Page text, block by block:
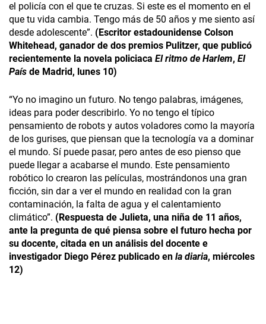
el policía con el que te cruzas. Si este es el momento en el
que tu vida cambia. Tengo más de 50 años y me siento así
desde adolescente”. (Escritor estadounidense Colson
Whitehead, ganador de dos premios Pulitzer, que publicó
recientemente la novela policiaca El ritmo de Harlem, El
País de Madrid, lunes 10)
“Yo no imagino un futuro. No tengo palabras, imágenes,
ideas para poder describirlo. Yo no tengo el típico
pensamiento de robots y autos voladores como la mayoría
de los gurises, que piensan que la tecnología va a dominar
el mundo. Sí puede pasar, pero antes de eso pienso que
puede llegar a acabarse el mundo. Este pensamiento
robótico lo crearon las películas, mostrándonos una gran
ficción, sin dar a ver el mundo en realidad con la gran
contaminación, la falta de agua y el calentamiento
climático”. (Respuesta de Julieta, una niña de 11 años,
ante la pregunta de qué piensa sobre el futuro hecha por
su docente, citada en un análisis del docente e
investigador Diego Pérez publicado en la diaria, miércoles
12)